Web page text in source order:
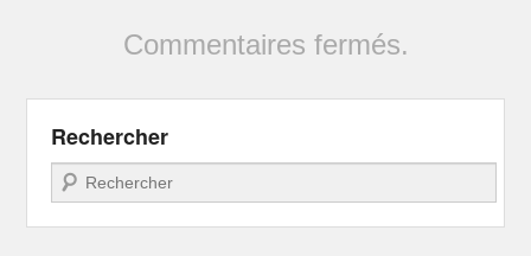
Commentaires fermés.
Rechercher
Recherche